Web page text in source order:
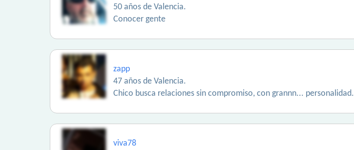
50 años de Valencia.
Conocer gente
zapp
47 años de Valencia.
Chico busca relaciones sin compromiso, con grannn... personalidad.
viva78